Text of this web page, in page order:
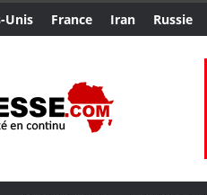
Unis France Iran Russie